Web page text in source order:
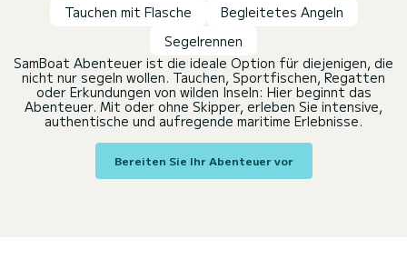
Tauchen mit Flasche
Begleitetes Angeln
Segelrennen
SamBoat Abenteuer ist die ideale Option für diejenigen, die
nicht nur segeln wollen. Tauchen, Sportfischen, Regatten
oder Erkundungen von wilden Inseln: Hier beginnt das
Abenteuer. Mit oder ohne Skipper, erleben Sie intensive,
authentische und aufregende maritime Erlebnisse.
Bereiten Sie Ihr Abenteuer vor